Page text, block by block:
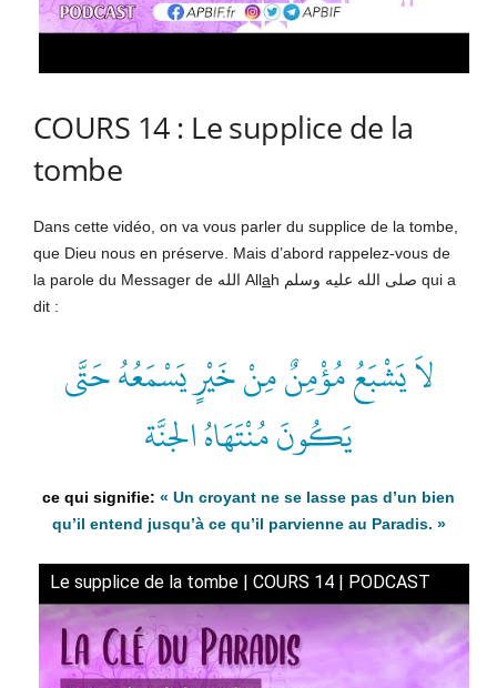
COURS 14 : Le supplice de la
tombe
Dans cette vidéo, on va vous parler du supplice de la tombe,
que Dieu nous en préserve. Mais d’abord rappelez-vous de
la parole du Messager de الله Allah صلى الله عليه وسلم qui a
dit :
لاَ يَشْبَعُ مُؤْمِنٌ مِنْ خَيْرٍ يَسْمَعُهُ حَتَّى
يَكُونَ مُنْتَهَاهُ الجنَّة
« Un croyant ne se lasse pas d’un bien
qu’il entend jusqu’à ce qu’il parvienne au Paradis. »
Le supplice de la tombe | COURS 14 | PODCAST